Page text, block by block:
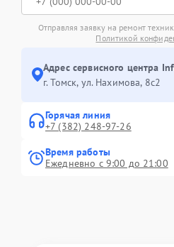
Отправляя заявку на ремонт
Политикой
Адрес сервисного центра
г. Томск, ул. Нахимова, 8с2
Горячая линия
+7 (382) 248-97-26
Время работы
Ежедневно с 9:00 до 21:00